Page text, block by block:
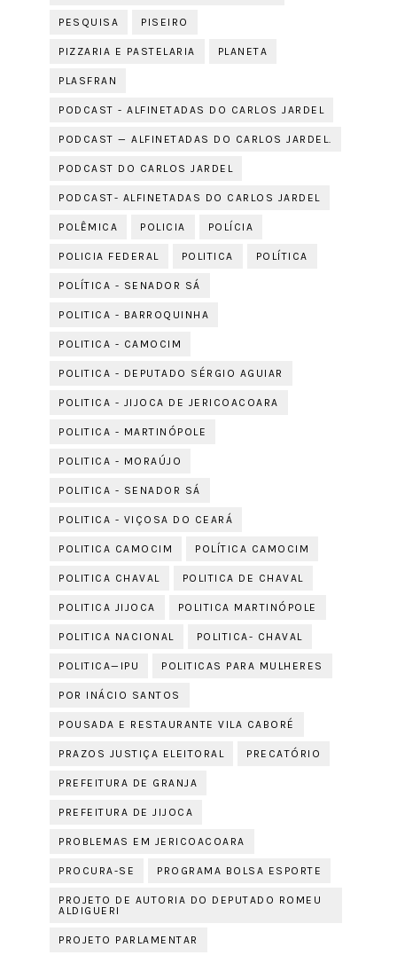
PESQUISA PISEIRO
PIZZARIA E PASTELARIA PLANETA
PLASFRAN
PODCAST - ALFINETADAS DO CARLOS JARDEL
PODCAST — ALFINETADAS DO CARLOS JARDEL.
PODCAST DO CARLOS JARDEL
PODCAST- ALFINETADAS DO CARLOS JARDEL
POLÊMICA POLICIA POLÍCIA
POLICIA FEDERAL POLITICA POLÍTICA
POLÍTICA - SENADOR SÁ
POLITICA - BARROQUINHA
POLITICA - CAMOCIM
POLITICA - DEPUTADO SÉRGIO AGUIAR
POLITICA - JIJOCA DE JERICOACOARA
POLITICA - MARTINÓPOLE
POLITICA - MORAÚJO
POLITICA - SENADOR SÁ
POLITICA - VIÇOSA DO CEARÁ
POLITICA CAMOCIM POLÍTICA CAMOCIM
POLITICA CHAVAL POLITICA DE CHAVAL
POLITICA JIJOCA POLITICA MARTINÓPOLE
POLITICA NACIONAL POLITICA- CHAVAL
POLITICA—IPU POLITICAS PARA MULHERES
POR INÁCIO SANTOS
POUSADA E RESTAURANTE VILA CABORÉ
PRAZOS JUSTIÇA ELEITORAL PRECATÓRIO
PREFEITURA DE GRANJA
PREFEITURA DE JIJOCA
PROBLEMAS EM JERICOACOARA
PROCURA-SE PROGRAMA BOLSA ESPORTE
PROJETO DE AUTORIA DO DEPUTADO ROMEU
ALDIGUERI
PROJETO PARLAMENTAR